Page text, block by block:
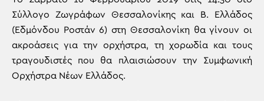
Σύλλογο Ζωγράφων Θεσσαλονίκης και Β. Ελλάδος
(Εδμόνδου Ροστάν 6) στη Θεσσαλονίκη θα γίνουν οι
ακροάσεις για την ορχήστρα, τη χορωδία και τους
τραγουδιστές που θα πλαισιώσουν την Συμφωνική
Ορχήστρα Νέων Ελλάδος.